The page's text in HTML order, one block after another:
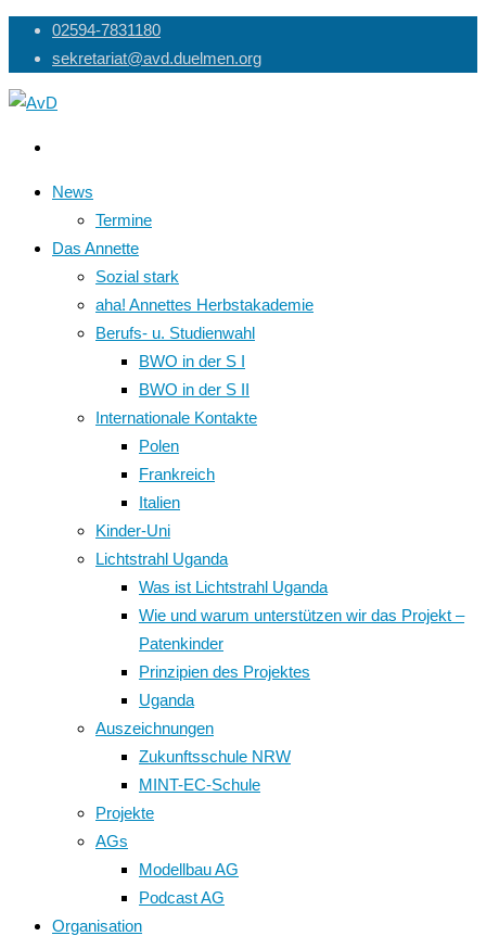
Skip
content
02594-7831180
sekretariat@avd.duelmen.org
News
Termine
Das Annette
Sozial stark
aha! Annettes Herbstakademie
Berufs- u. Studienwahl
BWO in der S I
BWO in der S II
Internationale Kontakte
Polen
Frankreich
Italien
Kinder-Uni
Lichtstrahl Uganda
Was ist Lichtstrahl Uganda
Wie und warum unterstützen wir das Projekt –
Patenkinder
Prinzipien des Projektes
Uganda
Auszeichnungen
Zukunftsschule NRW
MINT-EC-Schule
Projekte
AGs
Modellbau AG
Podcast AG
Organisation